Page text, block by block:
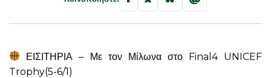
ΕΙΣΙΤΗΡΙΑ – Με τον Μίλωνα στο Final4 UNICEF
Trophy(5-6/1)